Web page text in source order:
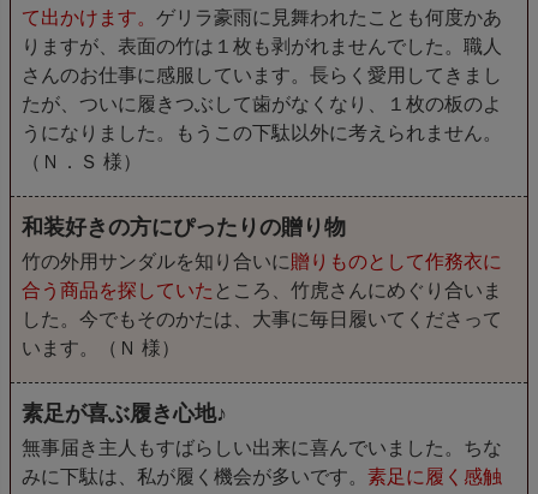
て出かけます。ゲリラ豪雨に見舞われたことも何度かあ
りますが、表面の竹は１枚も剥がれませんでした。職人
さんのお仕事に感服しています。長らく愛用してきまし
たが、ついに履きつぶして歯がなくなり、１枚の板のよ
うになりました。もうこの下駄以外に考えられません。
（Ｎ．Ｓ 様）
和装好きの方にぴったりの贈り物
竹の外用サンダルを知り合いに贈りものとして作務衣に
合う商品を探していた ところ、竹虎さんにめぐり合いま
した。今でもそのかたは、大事に毎日履いてくださって
います。（Ｎ 様）
素足が喜ぶ履き心地♪
無事届き主人もすばらしい出来に喜んでいました。ちな
みに下駄は、私が履く機会が多いです。素足に履く感触